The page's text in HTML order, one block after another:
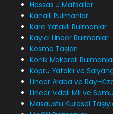
Hassas U Mafsallar
Kanallı Rulmanlar
Kare Yataklı Rulmanlar
Kayıcı Lineer Rulmanlar
Kesme Taşları
Konik Makaralı
Köprü Yataklı ve
Lineer Araba ve Ray-
Lineer Vidalı Mil ve
Masaüstü Küresel